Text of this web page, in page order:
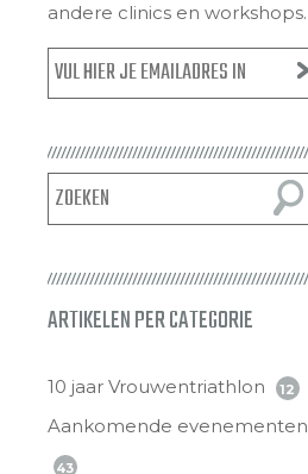
andere clinics en workshops.
ARTIKELEN PER CATEGORIE
10 jaar Vrouwentriathlon 12
Aankomende evenementen
43